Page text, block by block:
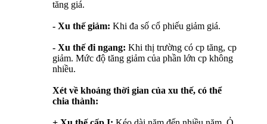
tăng giá.
- Xu thế giảm: Khi đa số cổ phiếu giảm giá.
- Xu thế đi ngang: Khi thị trường có cp tăng, cp
giảm. Mức độ tăng giảm của phần lớn cp không
nhiều.
Xét về khoảng thời gian của xu thế, có thể
chia thành: